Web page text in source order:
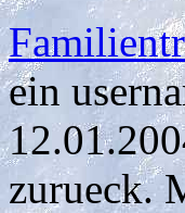
ein
zurueck.